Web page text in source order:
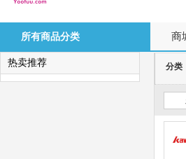
所有商品分类 商
热卖推荐 分类